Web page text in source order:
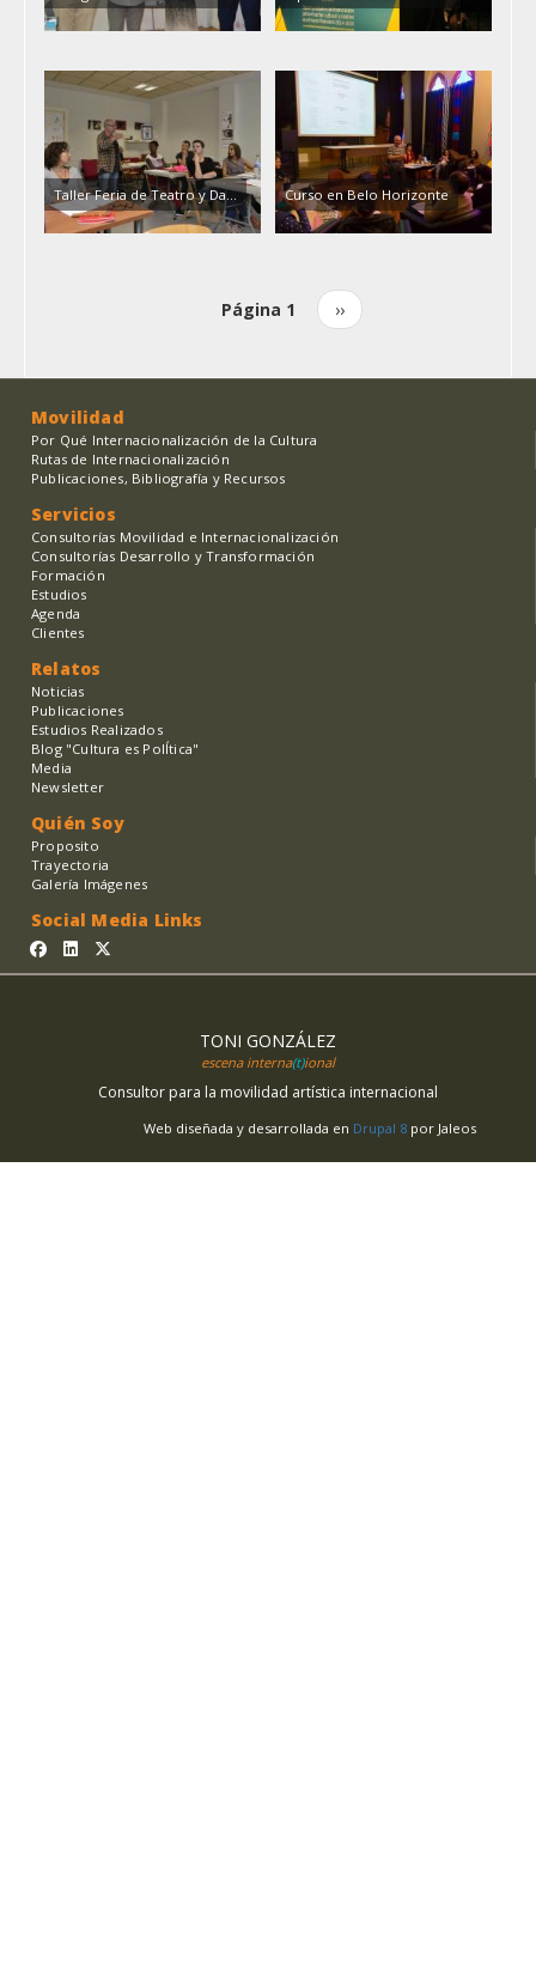
Taller Feria de Teatro y Da... Curso en Belo Horizonte
Página 1
Siguiente
página
››
Movilidad
Por Qué Internacionalización de la Cultura
Rutas de Internacionalización
Publicaciones, Bibliografía y Recursos
Servicios
Consultorías Movilidad e Internacionalización
Consultorías Desarrollo y Transformación
Formación
Estudios
Agenda
Clientes
Relatos
Noticias
Publicaciones
Estudios Realizados
Blog "Cultura es PolÍtica"
Media
Newsletter
Quién Soy
Proposito
Trayectoria
Galería Imágenes
Social Media Links
TONI GONZÁLEZ
escena interna(t)ional
Consultor para la movilidad artística internacional
Web diseñada y desarrollada en Drupal 8 por Jaleos